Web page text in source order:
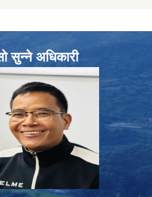
सुन्ने अधिकारी